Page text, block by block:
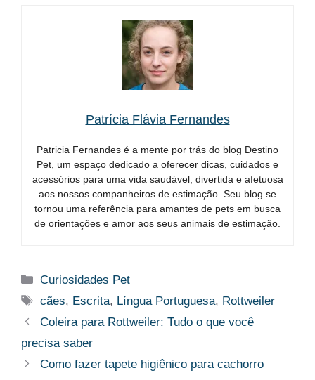
Patrícia Flávia Fernandes
Patricia Fernandes é a mente por trás do blog Destino
Pet, um espaço dedicado a oferecer dicas, cuidados e
acessórios para uma vida saudável, divertida e afetuosa
aos nossos companheiros de estimação. Seu blog se
tornou uma referência para amantes de pets em busca
de orientações e amor aos seus animais de estimação.
Categorias
Curiosidades Pet
Tags
cães, Escrita, Língua Portuguesa, Rottweiler
Coleira para Rottweiler: Tudo o que você
precisa saber
Como fazer tapete higiênico para cachorro